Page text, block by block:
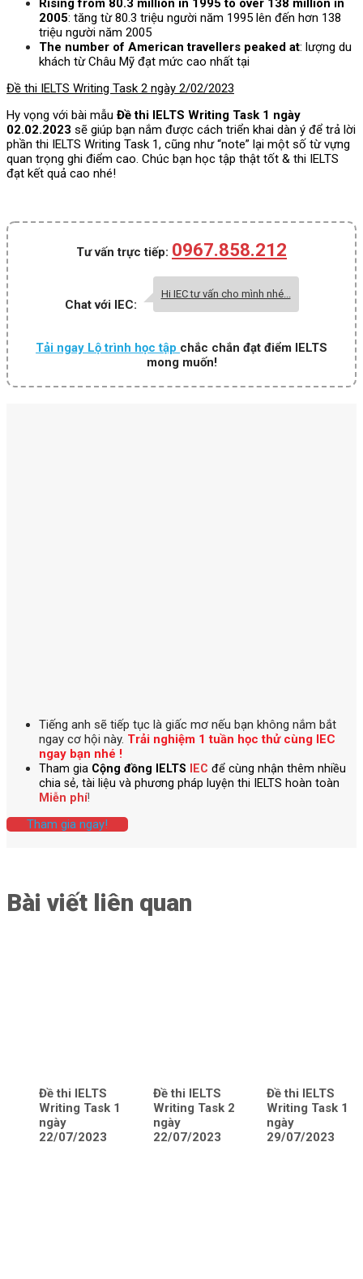
Rising from 80.3 million in 1995 to over 138 million in
2005: tăng từ 80.3 triệu người năm 1995 lên đến hơn 138
triệu người năm 2005
The number of American travellers peaked at: lượng du
khách từ Châu Mỹ đạt mức cao nhất tại
Đề thi IELTS Writing Task 2 ngày 2/02/2023
Hy vọng với bài mẫu Đề thi IELTS Writing Task 1 ngày
02.02.2023 sẽ giúp bạn nắm được cách triển khai dàn ý để trả lời
phần thi IELTS Writing Task 1, cũng như “note” lại một số từ vựng
quan trọng ghi điểm cao. Chúc bạn học tập thật tốt & thi IELTS
đạt kết quả cao nhé!
Tư vấn trực tiếp: 0967.858.212
Chat với IEC:
Hi IEC tư vấn cho mình nhé...
Tải ngay Lộ trình học tập chắc chắn đạt điểm IELTS
mong muốn!
Tiếng anh sẽ tiếp tục là giấc mơ nếu bạn không nắm bắt
ngay cơ hội này. Trải nghiệm 1 tuần học thử cùng IEC
ngay bạn nhé !
Tham gia Cộng đồng IELTS IEC để cùng nhận thêm nhiều
chia sẻ, tài liệu và phương pháp luyện thi IELTS hoàn toàn
Miễn phí!
Tham gia ngay!
Bài viết liên quan
Đề thi IELTS
Writing Task 1
ngày
22/07/2023
Đề thi IELTS
Writing Task 2
ngày
22/07/2023
Đề thi IELTS
Writing Task 1
ngày
29/07/2023